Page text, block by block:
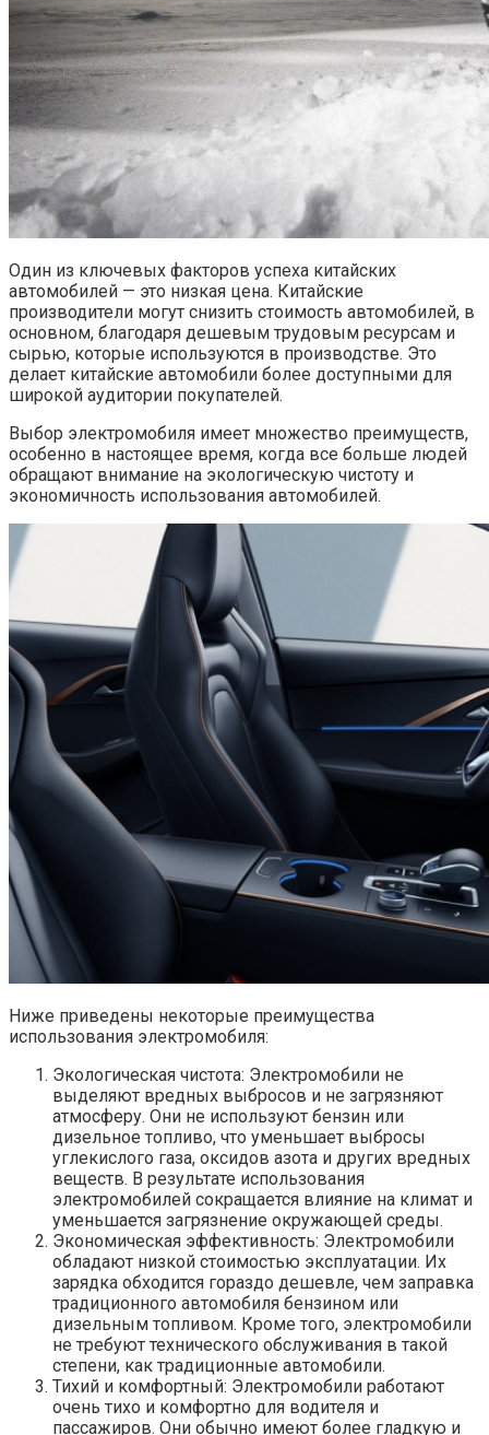
Один из ключевых факторов успеха китайских
автомобилей — это низкая цена. Китайские
производители могут снизить стоимость автомобилей, в
основном, благодаря дешевым трудовым ресурсам и
сырью, которые используются в производстве. Это
делает китайские автомобили более доступными для
широкой аудитории покупателей.
Выбор электромобиля имеет множество преимуществ,
особенно в настоящее время, когда все больше людей
обращают внимание на экологическую чистоту и
экономичность использования автомобилей.
Ниже приведены некоторые преимущества
использования электромобиля:
Экологическая чистота: Электромобили не
выделяют вредных выбросов и не загрязняют
атмосферу. Они не используют бензин или
дизельное топливо, что уменьшает выбросы
углекислого газа, оксидов азота и других вредных
веществ. В результате использования
электромобилей сокращается влияние на климат и
уменьшается загрязнение окружающей среды.
Экономическая эффективность: Электромобили
обладают низкой стоимостью эксплуатации. Их
зарядка обходится гораздо дешевле, чем заправка
традиционного автомобиля бензином или
дизельным топливом. Кроме того, электромобили
не требуют технического обслуживания в такой
степени, как традиционные автомобили.
Тихий и комфортный: Электромобили работают
очень тихо и комфортно для водителя и
пассажиров. Они обычно имеют более гладкую и